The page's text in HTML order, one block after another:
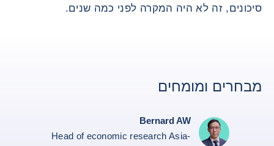
סיכונים, זה לא היה המקרה לפני כמה שנים.
מבחרים ומומחים
Bernard AW
Head of economic research Asia-